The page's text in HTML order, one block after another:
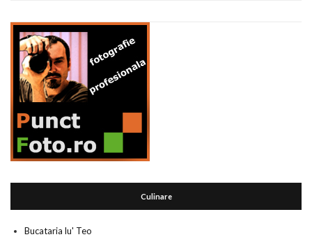
Culinare
Bucataria lu' Teo